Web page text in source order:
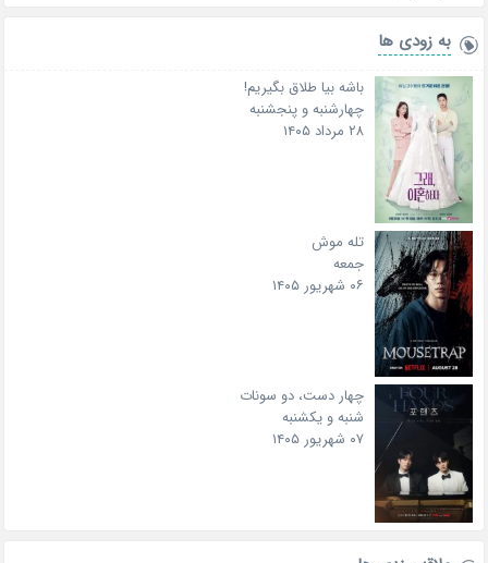
به زودی ها
باشه بیا طلاق بگیریم!
چهارشنبه و پنجشنبه
۲۸ مرداد ۱۴۰۵
تله موش
جمعه
۰۶ شهریور ۱۴۰۵
چهار دست، دو سونات
شنبه و یکشنبه
۰۷ شهریور ۱۴۰۵